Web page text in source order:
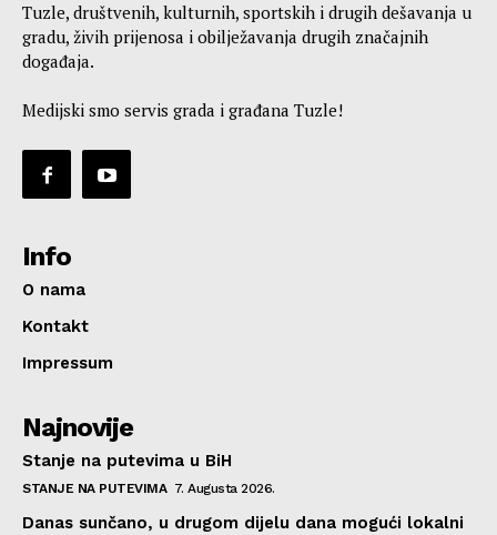
Tuzle, društvenih, kulturnih, sportskih i drugih dešavanja u
gradu, živih prijenosa i obilježavanja drugih značajnih
događaja.
Medijski smo servis grada i građana Tuzle!
Info
O nama
Kontakt
Impressum
Najnovije
Stanje na putevima u BiH
STANJE NA PUTEVIMA 7. Augusta 2026.
Danas sunčano, u drugom dijelu dana mogući lokalni